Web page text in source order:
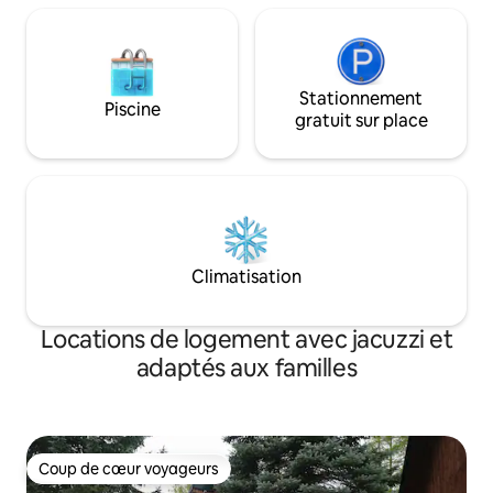
Piscine
Stationnement
gratuit sur place
Climatisation
Locations de logement avec jacuzzi et
adaptés aux familles
Coup de cœur voyageurs
Coup de cœur voyageurs